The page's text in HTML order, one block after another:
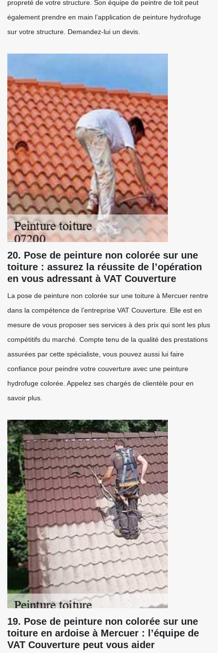
propreté de votre structure. Son équipe de peintre de toit peut
également prendre en main l’application de peinture hydrofuge
sur votre structure. Demandez-lui un devis.
20. Pose de peinture non colorée sur une
toiture : assurez la réussite de l’opération
en vous adressant à VAT Couverture
La pose de peinture non colorée sur une toiture à Mercuer rentre
dans la compétence de l’entreprise VAT Couverture. Elle est en
mesure de vous proposer ses services à des prix qui sont les plus
compétitifs du marché. Compte tenu de la qualité des prestations
assurées par cette spécialiste, vous pouvez aussi lui faire
confiance pour peindre votre couverture avec une peinture
hydrofuge colorée. Appelez ses chargés de clientèle pour en
savoir plus.
19. Pose de peinture non colorée sur une
toiture en ardoise à Mercuer : l’équipe de
VAT Couverture peut vous aider